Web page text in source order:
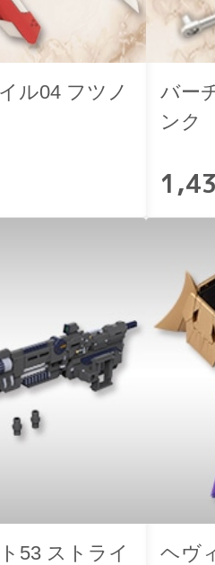
ル04 フツノ
バー
ンク
53 ストライ
ヘヴ